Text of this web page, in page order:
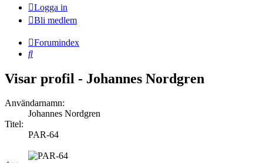
Logga in
Bli medlem
Forumindex
Sök
Visar profil - Johannes Nordgren
Användarnamn:
Johannes Nordgren
Titel:
PAR-64